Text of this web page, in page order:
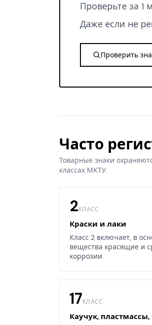
Проверьте за 1
Даже если не
Проверить
Часто
Товарные знаки
классах МКТУ.
2КЛАСС
Краски и лаки
Класс 2 включает, в
вещества красящие и
коррозии.
17КЛАСС
Каучук,